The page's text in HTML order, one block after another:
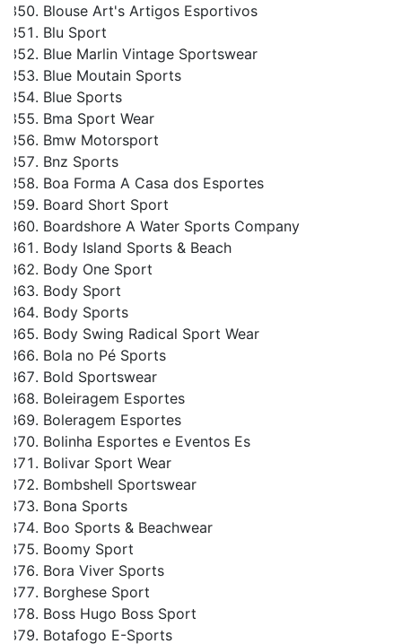
Blouse Art's Artigos Esportivos
Blu Sport
Blue Marlin Vintage Sportswear
Blue Moutain Sports
Blue Sports
Bma Sport Wear
Bmw Motorsport
Bnz Sports
Boa Forma A Casa dos Esportes
Board Short Sport
Boardshore A Water Sports Company
Body Island Sports & Beach
Body One Sport
Body Sport
Body Sports
Body Swing Radical Sport Wear
Bola no Pé Sports
Bold Sportswear
Boleiragem Esportes
Boleragem Esportes
Bolinha Esportes e Eventos Es
Bolivar Sport Wear
Bombshell Sportswear
Bona Sports
Boo Sports & Beachwear
Boomy Sport
Bora Viver Sports
Borghese Sport
Boss Hugo Boss Sport
Botafogo E-Sports